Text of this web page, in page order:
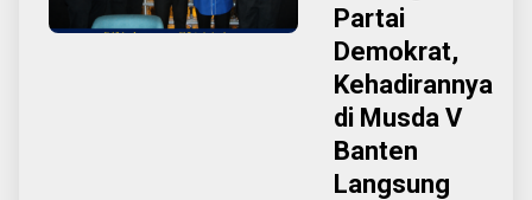
Partai
Demokrat,
Kehadirannya
di Musda V
Banten
Langsung